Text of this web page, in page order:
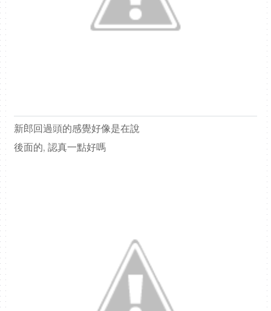
新郎回過頭的感覺好像是在說
後面的, 認真一點好嗎